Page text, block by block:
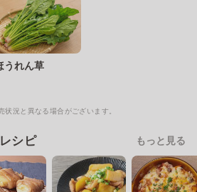
うれん草
況と異なる場合がございます。
シピ もっと見る